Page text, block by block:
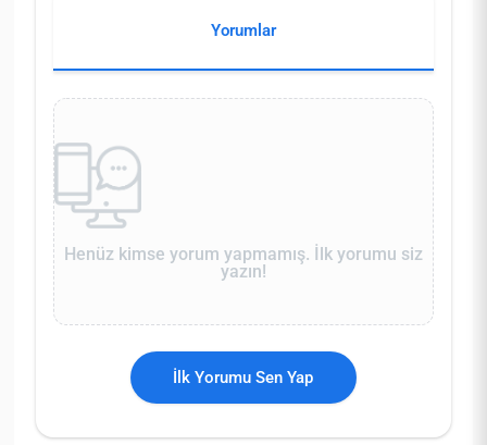
Yorumlar
Henüz kimse yorum yapmamış. İlk yorumu siz
yazın!
İlk Yorumu Sen Yap